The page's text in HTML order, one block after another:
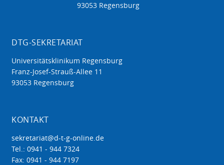
93053 Regensburg
DTG-SEKRETARIAT
Universitätsklinikum Regensburg
Franz-Josef-Strauß-Allee 11
93053 Regensburg
KONTAKT
sekretariat@d-t-g-online.de
Tel.: 0941 - 944 7324
Fax: 0941 - 944 7197